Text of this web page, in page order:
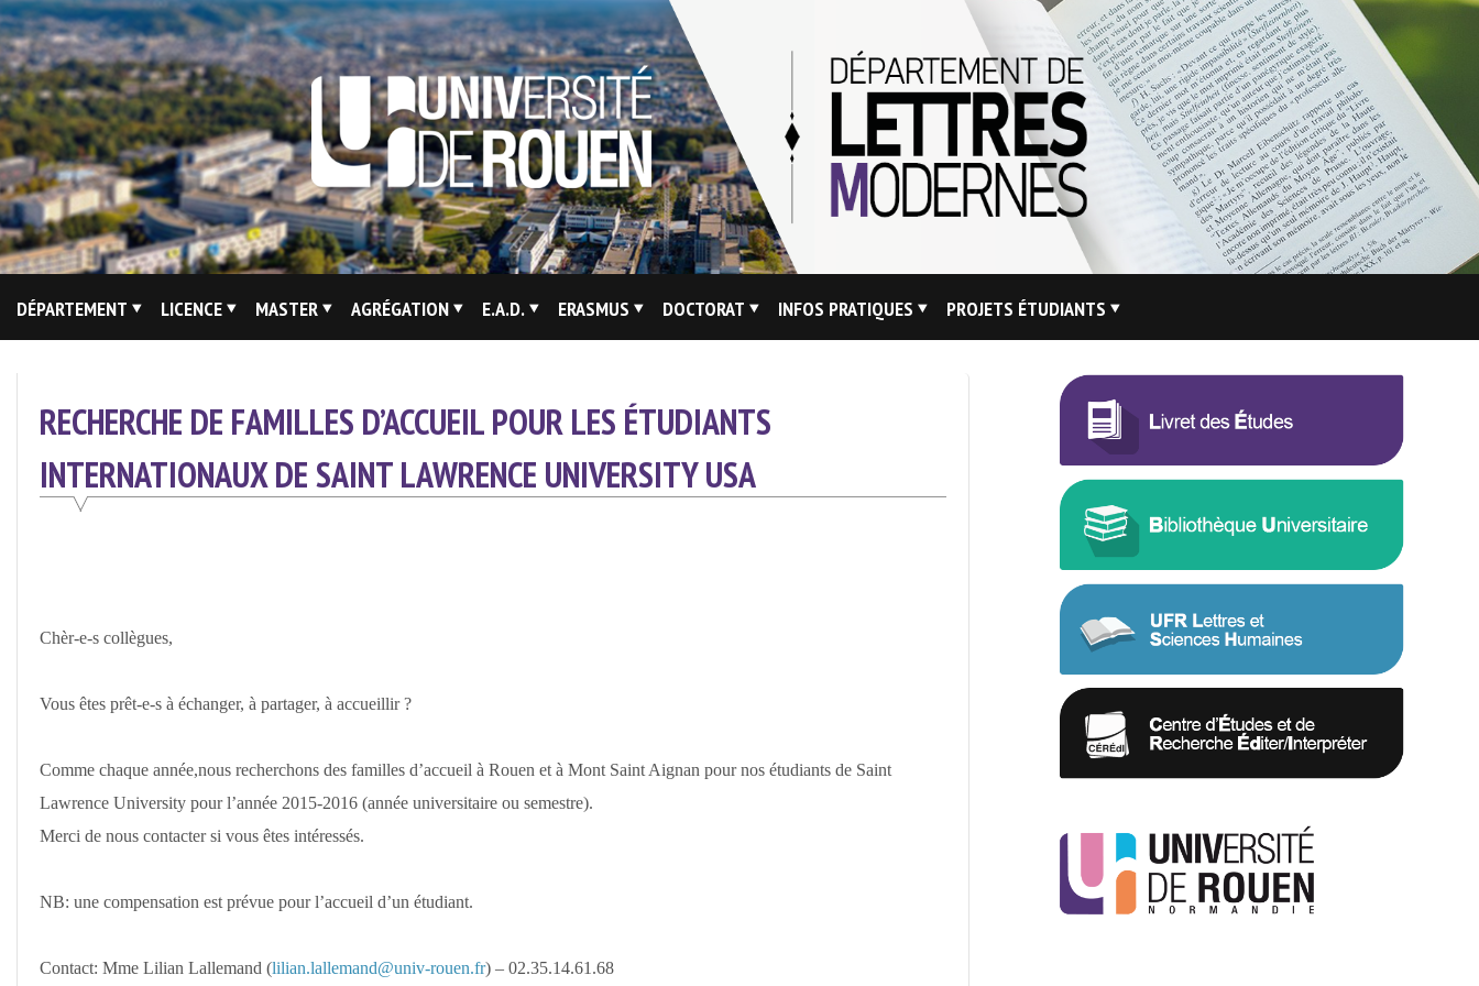
Skip
to
content
Site
Du
Département
Lettres
Modernes
DÉPARTEMENT LICENCE MASTER AGRÉGATION E.A.D. ERASMUS DOCTORAT INFOS PRATIQUES PROJETS ÉTUDIANTS
RECHERCHE DE FAMILLES D’ACCUEIL POUR LES ÉTUDIANTS
INTERNATIONAUX DE SAINT LAWRENCE UNIVERSITY USA
Chèr-e-s collègues,
Vous êtes prêt-e-s à échanger, à partager, à accueillir ?
Comme chaque année,nous recherchons des familles d’accueil à Rouen et à Mont Saint Aignan pour nos étudiants de Saint
Lawrence University pour l’année 2015-2016 (année universitaire ou semestre).
Merci de nous contacter si vous êtes intéressés.
NB: une compensation est prévue pour l’accueil d’un étudiant.
Contact: Mme Lilian Lallemand (lilian.lallemand@univ-rouen.fr) – 02.35.14.61.68